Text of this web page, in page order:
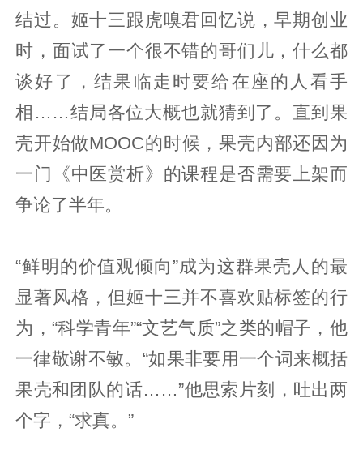
结过。姬十三跟虎嗅君回忆说，早期创业
时，面试了一个很不错的哥们儿，什么都
谈好了，结果临走时要给在座的人看手
相……结局各位大概也就猜到了。直到果
壳开始做MOOC的时候，果壳内部还因为
一门《中医赏析》的课程是否需要上架而
争论了半年。
“鲜明的价值观倾向”成为这群果壳人的最
显著风格，但姬十三并不喜欢贴标签的行
为，“科学青年”“文艺气质”之类的帽子，他
一律敬谢不敏。“如果非要用一个词来概括
果壳和团队的话……”他思索片刻，吐出两
个字，“求真。”